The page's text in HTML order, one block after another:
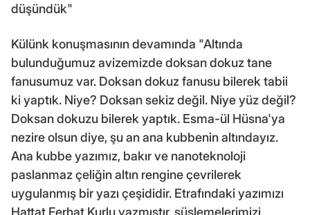
düşündük"
Külünk konuşmasının devamında "Altında
bulunduğumuz avizemizde doksan dokuz tane
fanusumuz var. Doksan dokuz fanusu bilerek tabii
ki yaptık. Niye? Doksan sekiz değil. Niye yüz değil?
Doksan dokuzu bilerek yaptık. Esma-ül Hüsna'ya
nezire olsun diye, şu an ana kubbenin altındayız.
Ana kubbe yazımız, bakır ve nanoteknoloji
paslanmaz çeliğin altın rengine çevrilerek
uygulanmış bir yazı çeşididir. Etrafındaki yazımızı
Hattat Ferhat Kurlu yazmıştır, süslemelerimizi